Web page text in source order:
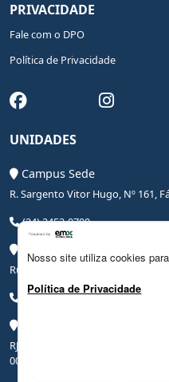
PRIVACIDADE
Fale com o DPO
Política de Privacidade
UNIDADES
Campus Sede
R. Sargento Vitor Hugo, Nº 161,
(24) 2453-0700
Rua Coronel Leite Pinto, Nº 20,
(24) 3206-0090
RJ-145, Rodovia Benjamin Ielpo,
000
Nosso site utiliza cookies
Política de Privacidade